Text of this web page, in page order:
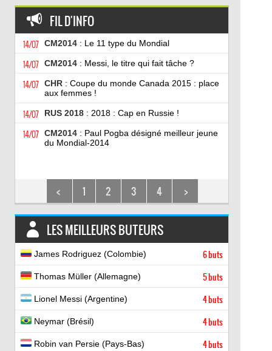
FIL D'INFO
14/07 CM2014: Le 11 type du Mondial
14/07 CM2014: Messi, le titre qui fait tâche ?
14/07 CHR: Coupe du monde Canada 2015 : place
aux femmes !
14/07 RUS 2018: 2018 : Cap en Russie !
14/07 CM2014: Paul Pogba désigné meilleur jeune
du Mondial-2014
< 1 2 3 4 >
LES MEILLEURS BUTEURS
James Rodriguez (Colombie) 6 buts
Thomas Müller (Allemagne) 5 buts
Lionel Messi (Argentine) 4 buts
Neymar (Brésil) 4 buts
Robin van Persie (Pays-Bas) 4 buts